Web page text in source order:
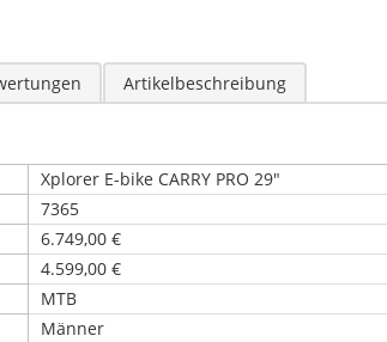
Artikelbeschreibung
Xplorer E-bike CARRY PRO 29"
7365
6.749,00 €
4.599,00 €
MTB
Männer